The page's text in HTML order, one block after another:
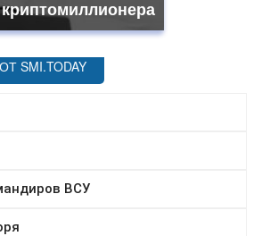
криптомиллионера